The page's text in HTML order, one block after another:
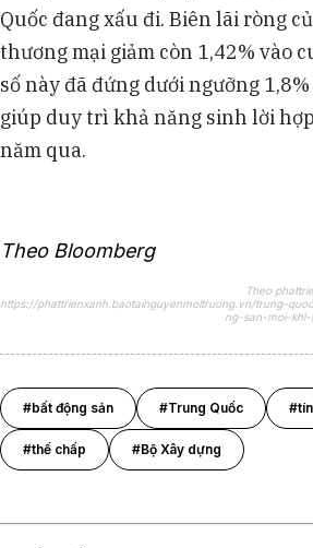
Quốc đang xấu đi. Biên lãi ròng
thương mại giảm còn 1,42% vào
số này đã đứng dưới ngưỡng
giúp duy trì khả năng sinh lời
năm qua.
Theo Bloomberg
Theo
https://phattrienxanh.baotainguyenmoitruong.vn/trung-
ng-san-moi-
#bất động sản #Trung Quốc
#thế chấp #Bộ Xây dựng